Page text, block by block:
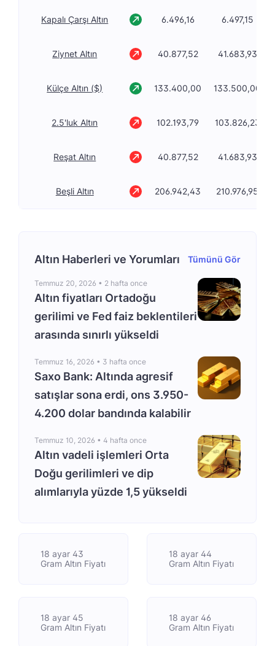
Kapalı Çarşı Altın 6.496,16 6.497,15
Ziynet Altın 40.877,52 41.683,93
Külçe Altın ($) 133.400,00 133.500,00
2.5'luk Altın 102.193,79 103.826,23
Reşat Altın 40.877,52 41.683,93
Beşli Altın 206.942,43 210.976,95
Altın Haberleri ve Yorumları Tümünü Gör
Temmuz 20, 2026 • 2 hafta once
Altın fiyatları Ortadoğu
gerilimi ve Fed faiz beklentileri
arasında sınırlı yükseldi
Temmuz 16, 2026 • 3 hafta once
Saxo Bank: Altında agresif
satışlar sona erdi, ons 3.950-
4.200 dolar bandında kalabilir
Temmuz 10, 2026 • 4 hafta once
Altın vadeli işlemleri Orta
Doğu gerilimleri ve dip
alımlarıyla yüzde 1,5 yükseldi
18 ayar 43
Gram Altın Fiyatı
18 ayar 44
Gram Altın Fiyatı
18 ayar 45
Gram Altın Fiyatı
18 ayar 46
Gram Altın Fiyatı